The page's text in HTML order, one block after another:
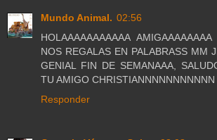
Mundo Animal. 02:56
HOLAAAAAAAAAAA
NOS REGALAS EN PALABRASS MM
GENIAL FIN DE SEMANAAA,
TU AMIGO CHRISTIANNNNNNNNNNN
Responder